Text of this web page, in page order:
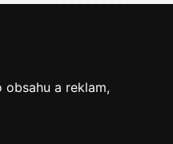
a reklam,